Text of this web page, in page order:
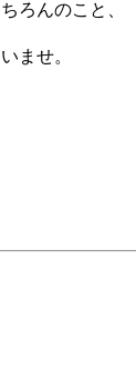
ろんのこと、
ませ。